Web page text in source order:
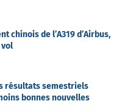
chinois de l’A319 d’Airbus,
résultats semestriels
bonnes nouvelles